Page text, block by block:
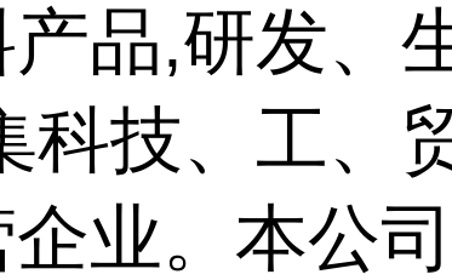
品,研发、
科技、工、
业。本公